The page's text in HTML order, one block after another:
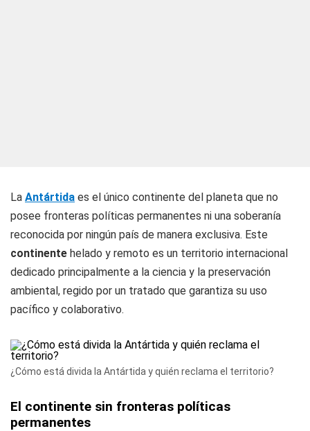
La Antártida es el único continente del planeta que no
posee fronteras políticas permanentes ni una soberanía
reconocida por ningún país de manera exclusiva. Este
continente helado y remoto es un territorio internacional
dedicado principalmente a la ciencia y la preservación
ambiental, regido por un tratado que garantiza su uso
pacífico y colaborativo.
¿Cómo está divida la Antártida y quién reclama el territorio?
El continente sin fronteras políticas
permanentes